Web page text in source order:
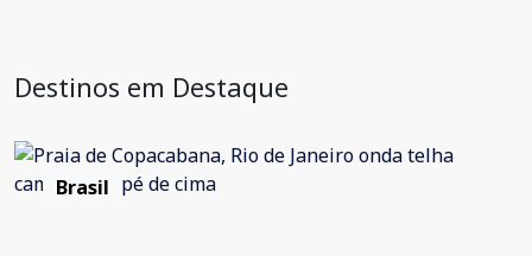
Destinos em Destaque
Brasil